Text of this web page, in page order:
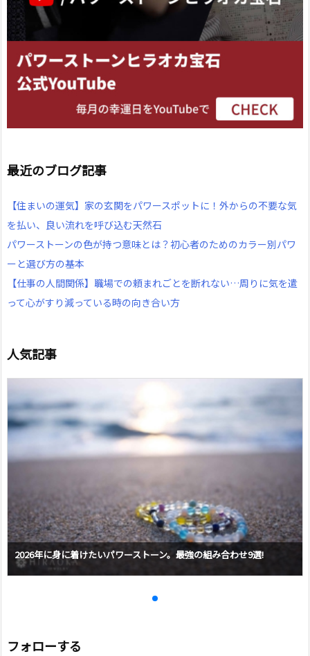
最近のブログ記事
【住まいの運気】家の玄関をパワースポットに！外からの不要な気
を払い、良い流れを呼び込む天然石
パワーストーンの色が持つ意味とは？初心者のためのカラー別パワ
ーと選び方の基本
【仕事の人間関係】職場での頼まれごとを断れない…周りに気を遣
って心がすり減っている時の向き合い方
人気記事
2026年に身に着けたいパワーストーン。最強の組み合わせ9選!
フォローする